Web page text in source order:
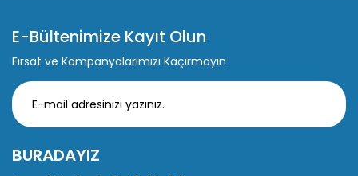
E-Bültenimize Kayıt Olun
Fırsat ve Kampanyalarımızı Kaçırmayın
BURADAYIZ